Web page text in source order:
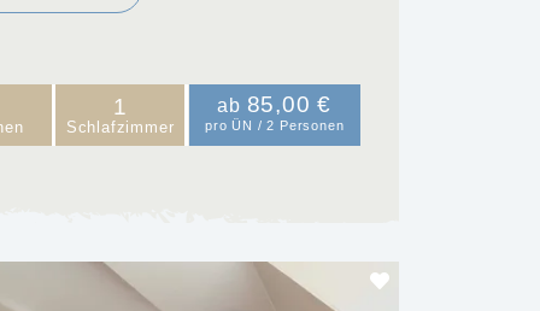
1
Schlafzimmer
ab 85,00 €
pro ÜN / 2 Personen